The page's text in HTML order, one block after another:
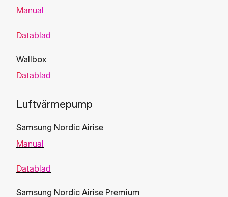
Manual
Datablad
Wallbox
Datablad
Luftvärmepump
Samsung Nordic Airise
Manual
Datablad
Samsung Nordic Airise Premium